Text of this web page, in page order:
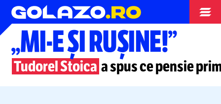
Diverse
„MI-EȘI RUȘINE!”
Tudorel Stoica a spus ce pensie